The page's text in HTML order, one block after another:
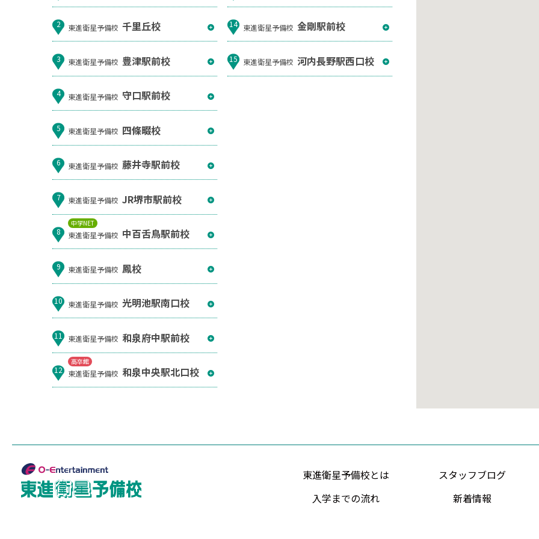
2 東進衛星予備校 千里丘校
3 東進衛星予備校 豊津駅前校
4 東進衛星予備校 守口駅前校
5 東進衛星予備校 四條畷校
6 東進衛星予備校 藤井寺駅前校
7 東進衛星予備校 JR堺市駅前校
中学NET
8 東進衛星予備校 中百舌鳥駅前校
9 東進衛星予備校 鳳校
10 東進衛星予備校 光明池駅南口校
11 東進衛星予備校 和泉府中駅前校
高卒館
12 東進衛星予備校 和泉中央駅北口校
14 東進衛星予備校 金剛駅前校
15 東進衛星予備校 河内長野駅西口校
東進衛星予備校とは スタッフブログ
入学までの流れ
新着情報